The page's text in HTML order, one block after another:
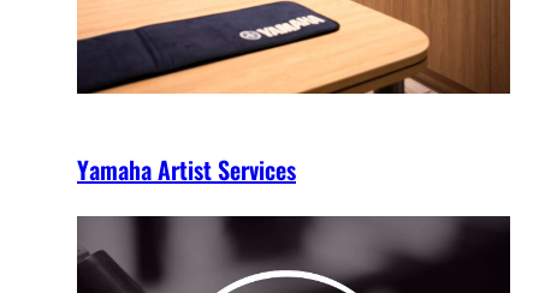
Yamaha Artist Services